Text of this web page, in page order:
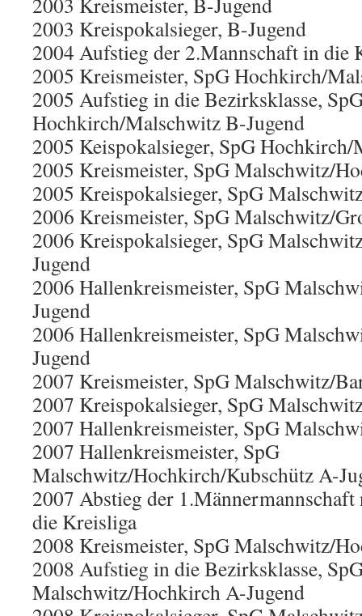
2003 Kreispokalsieger, B-Jugend
2004 Aufstieg der 2.Mannschaft in die
2005 Kreismeister, SpG Hochkirch/
2005 Aufstieg in die Bezirksklasse,
Hochkirch/Malschwitz B-Jugend
2005 Keispokalsieger, SpG
2005 Kreismeister, SpG Malschwitz/
2005 Kreispokalsieger, SpG
2006 Kreismeister, SpG Malschwitz/
2006 Kreispokalsieger, SpG
Jugend
2006 Hallenkreismeister, SpG
Jugend
2006 Hallenkreismeister, SpG
Jugend
2007 Kreismeister, SpG Malschwitz/
2007 Kreispokalsieger, SpG
2007 Hallenkreismeister, SpG
2007 Hallenkreismeister, SpG
Malschwitz/Hochkirch/Kubschütz A-
2007 Abstieg der
die Kreisliga
2008 Kreismeister, SpG Malschwitz/
2008 Aufstieg in die Bezirksklasse,
Malschwitz/Hochkirch A-Jugend